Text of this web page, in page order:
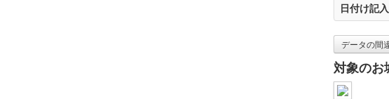
日付け記入
データの間
対象のお